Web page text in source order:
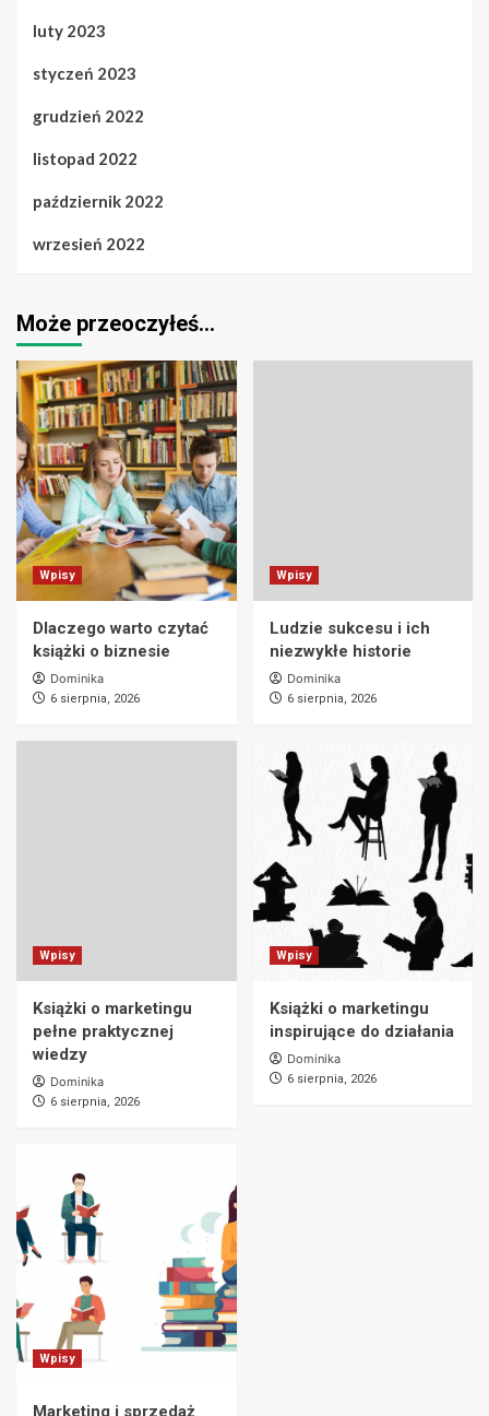
luty 2023
styczeń 2023
grudzień 2022
listopad 2022
październik 2022
wrzesień 2022
Może przeoczyłeś…
Wpisy
Dlaczego warto czytać
książki o biznesie
Dominika
6 sierpnia, 2026
Wpisy
Ludzie sukcesu i ich
niezwykłe historie
Dominika
6 sierpnia, 2026
Wpisy
Książki o marketingu
pełne praktycznej
wiedzy
Dominika
6 sierpnia, 2026
Wpisy
Książki o marketingu
inspirujące do działania
Dominika
6 sierpnia, 2026
Wpisy